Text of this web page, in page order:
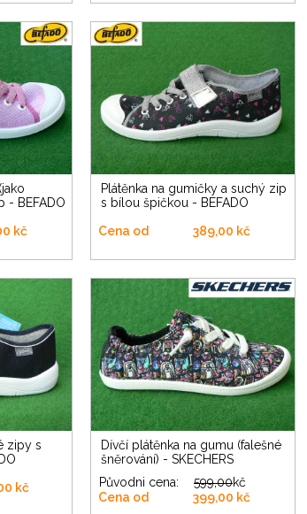
- BEFADO
kč
Plátěnka na gumičky a suchý zip
s bílou špičkou - BEFADO
Cena od 389,00 kč
kč
Dívčí plátěnka na gumu (falešné
šněrování) - SKECHERS
Původni cena:
599,00kč
Cena od
399,00 kč